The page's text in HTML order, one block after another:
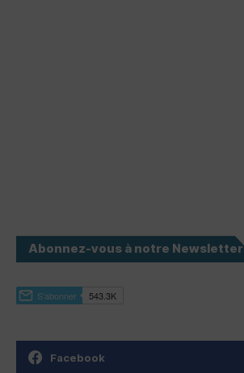
Abonnez-vous à notre Newsletter
Facebook